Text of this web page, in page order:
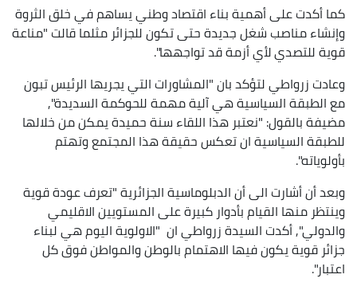
كما أكدت على أهمية بناء اقتصاد وطني يساهم في خلق الثروة
وإنشاء مناصب شغل جديدة حتى تكون للجزائر مثلما قالت "مناعة
قوية للتصدي لأي أزمة قد تواجهها".
وعادت زرواطي لتؤكد بان "المشاورات التي يجريها الرئيس تبون
مع الطبقة السياسية هي آلية مهمة للحوكمة السديدة",
مضيفة بالقول: "نعتبر هذا اللقاء سنة حميدة يمكن من خلالها
للطبقة السياسية ان تعكس حقيقة هذا المجتمع وتهتم
بأولوياته".
وبعد أن أشارت الى أن الدبلوماسية الجزائرية "تعرف عودة قوية
وينتظر منها القيام بأدوار كبيرة على المستويين الاقليمي
والدولي", أكدت السيدة زرواطي ان "الاولوية اليوم هي لبناء
جزائر قوية يكون فيها الاهتمام بالوطن والمواطن فوق كل
اعتبار".